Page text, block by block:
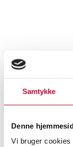
Samtykke
Denne
Vi bruger
CFC,
1960'erne